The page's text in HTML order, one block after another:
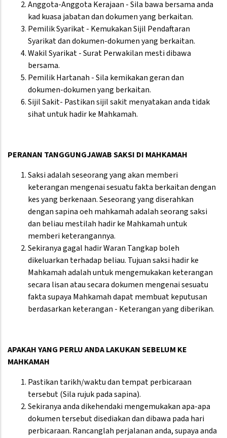
Anggota-Anggota Kerajaan - Sila bawa bersama anda
kad kuasa jabatan dan dokumen yang berkaitan.
Pemilik Syarikat - Kemukakan Sijil Pendaftaran
Syarikat dan dokumen-dokumen yang berkaitan.
Wakil Syarikat - Surat Perwakilan mesti dibawa
bersama.
Pemilik Hartanah - Sila kemikakan geran dan
dokumen-dokumen yang berkaitan.
Sijil Sakit- Pastikan sijil sakit menyatakan anda tidak
sihat untuk hadir ke Mahkamah.
PERANAN TANGGUNGJAWAB SAKSI DI MAHKAMAH
Saksi adalah seseorang yang akan memberi
keterangan mengenai sesuatu fakta berkaitan dengan
kes yang berkenaan. Seseorang yang diserahkan
dengan sapina oeh mahkamah adalah seorang saksi
dan beliau mestilah hadir ke Mahkamah untuk
memberi keterangannya.
Sekiranya gagal hadir Waran Tangkap boleh
dikeluarkan terhadap beliau. Tujuan saksi hadir ke
Mahkamah adalah untuk mengemukakan keterangan
secara lisan atau secara dokumen mengenai sesuatu
fakta supaya Mahkamah dapat membuat keputusan
berdasarkan keterangan - Keterangan yang diberikan.
APAKAH YANG PERLU ANDA LAKUKAN SEBELUM KE
MAHKAMAH
Pastikan tarikh/waktu dan tempat perbicaraan
tersebut (Sila rujuk pada sapina).
Sekiranya anda dikehendaki mengemukakan apa-apa
dokumen tersebut disediakan dan dibawa pada hari
perbicaraan. Rancanglah perjalanan anda, supaya anda